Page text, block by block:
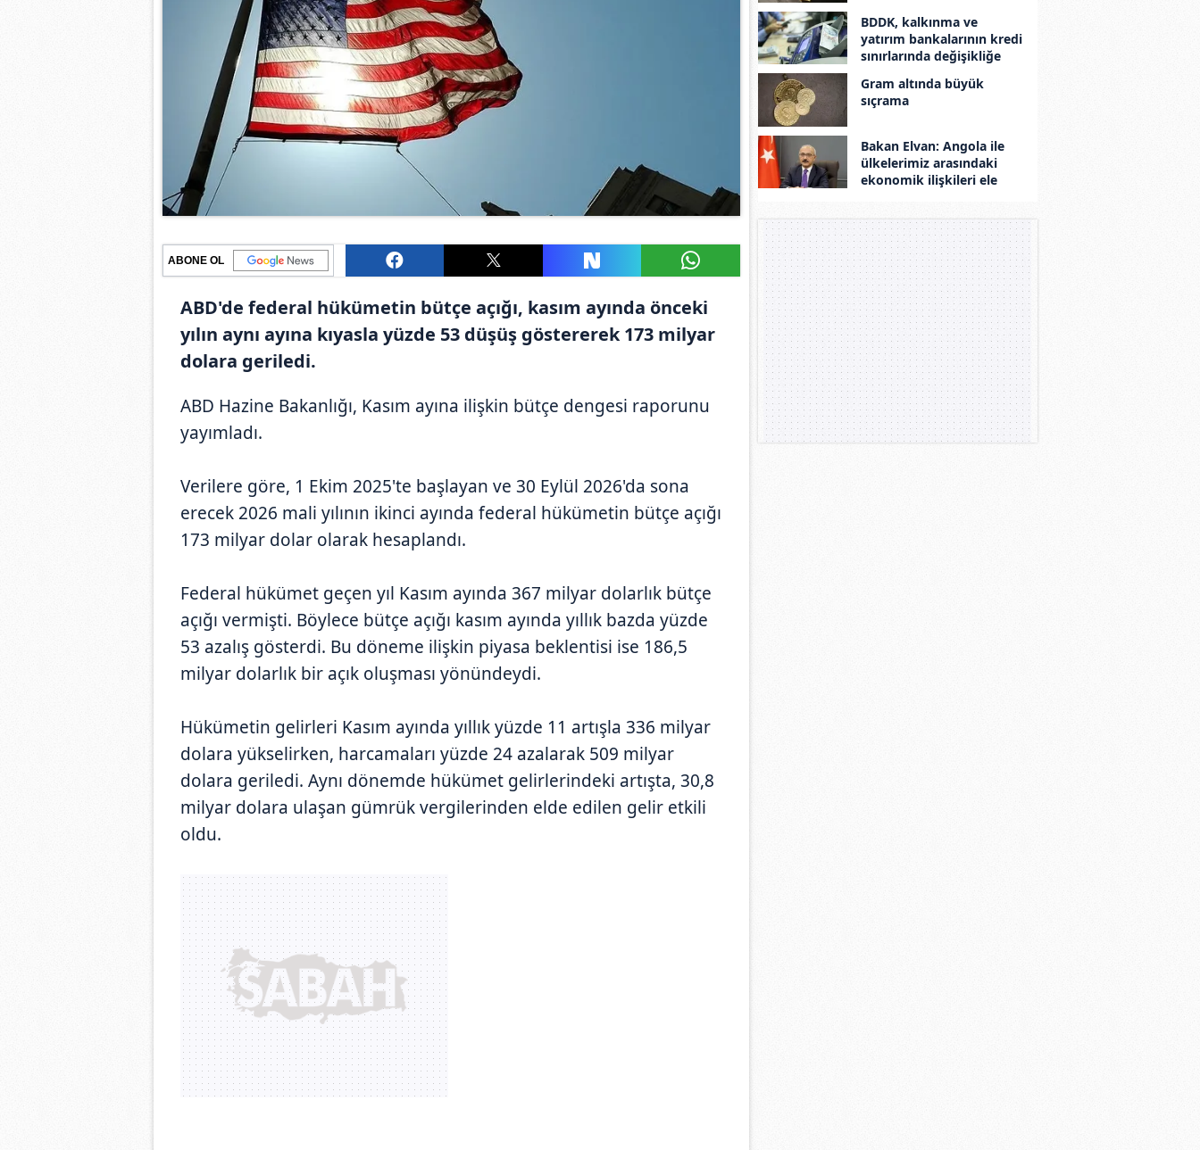
ABONE OL
ABD'de federal hükümetin bütçe açığı, kasım ayında önceki
yılın aynı ayına kıyasla yüzde 53 düşüş göstererek 173 milyar
dolara geriledi.
ABD Hazine Bakanlığı, Kasım ayına ilişkin bütçe dengesi raporunu
yayımladı.
Verilere göre, 1 Ekim 2025'te başlayan ve 30 Eylül 2026'da sona
erecek 2026 mali yılının ikinci ayında federal hükümetin bütçe açığı
173 milyar dolar olarak hesaplandı.
Federal hükümet geçen yıl Kasım ayında 367 milyar dolarlık bütçe
açığı vermişti. Böylece bütçe açığı kasım ayında yıllık bazda yüzde
53 azalış gösterdi. Bu döneme ilişkin piyasa beklentisi ise 186,5
milyar dolarlık bir açık oluşması yönündeydi.
Hükümetin gelirleri Kasım ayında yıllık yüzde 11 artışla 336 milyar
dolara yükselirken, harcamaları yüzde 24 azalarak 509 milyar
dolara geriledi. Aynı dönemde hükümet gelirlerindeki artışta, 30,8
milyar dolara ulaşan gümrük vergilerinden elde edilen gelir etkili
oldu.
BDDK, kalkınma ve
yatırım bankalarının kredi
sınırlarında değişikliğe
Gram altında büyük
sıçrama
Bakan Elvan: Angola ile
ülkelerimiz arasındaki
ekonomik ilişkileri ele